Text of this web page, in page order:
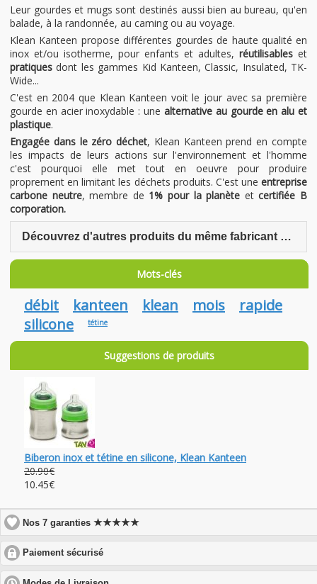
Leur gourdes et mugs sont destinés aussi bien au bureau, qu'en
balade, à la randonnée, au caming ou au voyage.
Klean Kanteen propose différentes gourdes de haute qualité en
inox et/ou isotherme, pour enfants et adultes, réutilisables et
pratiques dont les gammes Kid Kanteen, Classic, Insulated, TK-
Wide...
C'est en 2004 que Klean Kanteen voit le jour avec sa première
gourde en acier inoxydable : une alternative au gourde en alu et
plastique.
Engagée dans le zéro déchet, Klean Kanteen prend en compte
les impacts de leurs actions sur l'environnement et l'homme
c'est pourquoi elle met tout en oeuvre pour produire
proprement en limitant les déchets produits. C'est une entreprise
carbone neutre, membre de 1% pour la planète etcertifiée B
corporation.
Découvrez d'autres produits du même fabricant Klean Kanteen
Mots-clés
débit kanteen klean mois
rapide
silicone
tétine
Suggestions de produits
Biberon inox et tétine en silicone, Klean Kanteen
20.90€
10.45€
Nos 7 garanties★★★★★
Paiement sécurisé
to
expand